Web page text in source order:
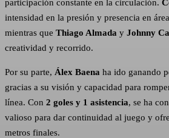
participación constante en la circulación.
intensidad en la presión y presencia en
mientras que Thiago Almada y Johnny
creatividad y recorrido.
Por su parte, Álex Baena ha ido ganando
gracias a su visión y capacidad para
línea. Con 2 goles y 1 asistencia, se ha
valioso para dar continuidad al juego y
metros finales.